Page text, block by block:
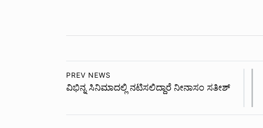
PREV NEWS
ವಿಭಿನ್ನ ಸಿನಿಮಾದಲ್ಲಿ ನಟಿಸಲಿದ್ದಾರೆ ನೀನಾಸಂ ಸತೀಶ್